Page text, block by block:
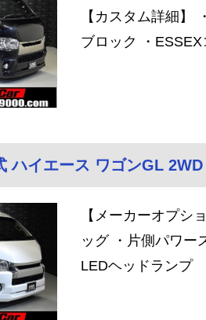
【カスタム詳細
ブロック ・
イエース ワゴンGL
【メーカーオプシ
ッグ ・片側パワ
LEDヘッドランプ